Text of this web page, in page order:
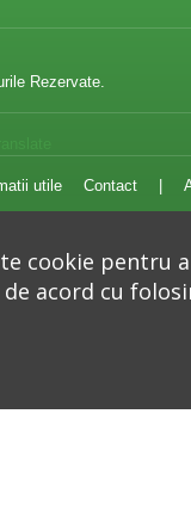
Rezervate.
utile Contact
Autoritatea
cookie
acord cu